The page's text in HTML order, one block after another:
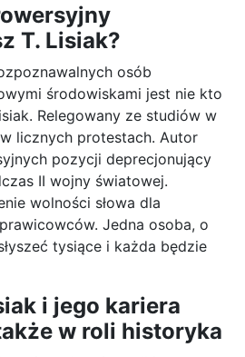
T. Lisiak?
osób
środowiskami jest nie kto
Relegowany ze studiów w
licznych protestach. Autor
pozycji deprecjonujący
II wojny światowej.
wolności słowa dla
Jedna osoba, o
tysiące i każda będzie
i jego kariera
w roli historyka